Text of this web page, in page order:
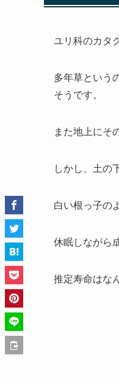
ユリ科のカタ
多年草という
そうです。
また地上にそ
しかし、土の
白い根っ子の
休眠しながら
推定寿命はな